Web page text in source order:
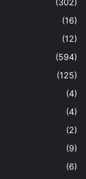
(302)
(16)
(12)
(594)
(125)
(4)
(4)
(2)
(9)
(6)